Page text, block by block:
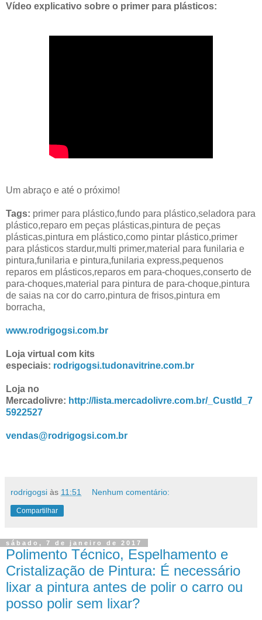
Vídeo explicativo sobre o primer para plásticos:
Um abraço e até o próximo!
Tags: primer para plástico,fundo para plástico,seladora para
plástico,reparo em peças plásticas,pintura de peças
plásticas,pintura em plástico,como pintar plástico,primer
para plásticos stardur,multi primer,material para funilaria e
pintura,funilaria e pintura,funilaria express,pequenos
reparos em plásticos,reparos em para-choques,conserto de
para-choques,material para pintura de para-choque,pintura
de saias na cor do carro,pintura de frisos,pintura em
borracha,
www.rodrigogsi.com.br
Loja virtual com kits
especiais: rodrigogsi.tudonavitrine.com.br
Loja no
Mercadolivre: http://lista.mercadolivre.com.br/_CustId_7
5922527
vendas@rodrigogsi.com.br
rodrigogsi às 11:51 Nenhum comentário:
Compartilhar
sábado, 7 de janeiro de 2017
Polimento Técnico, Espelhamento e
Cristalização de Pintura: É necessário
lixar a pintura antes de polir o carro ou
posso polir sem lixar?